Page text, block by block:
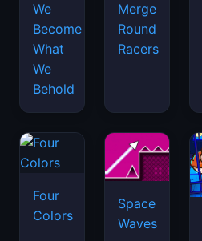
We
Become
What
We
Behold
Merge
Round
Racers
Four
Colors
Space
Waves